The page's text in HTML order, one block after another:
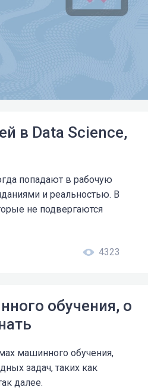
в Data Science,
попадают в рабочую
и реальностью. В
не подвергаются
4323
обучения, о
машинного обучения,
задач, таких как
далее.